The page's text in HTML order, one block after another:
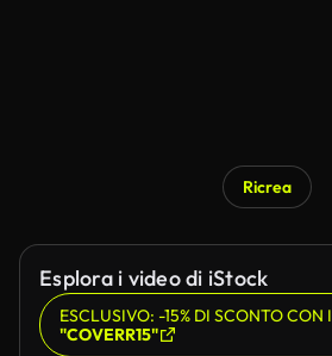
Ricrea
Esplora i video di iStock
ESCLUSIVO: -15% DI SCONTO CON
"COVERR15"